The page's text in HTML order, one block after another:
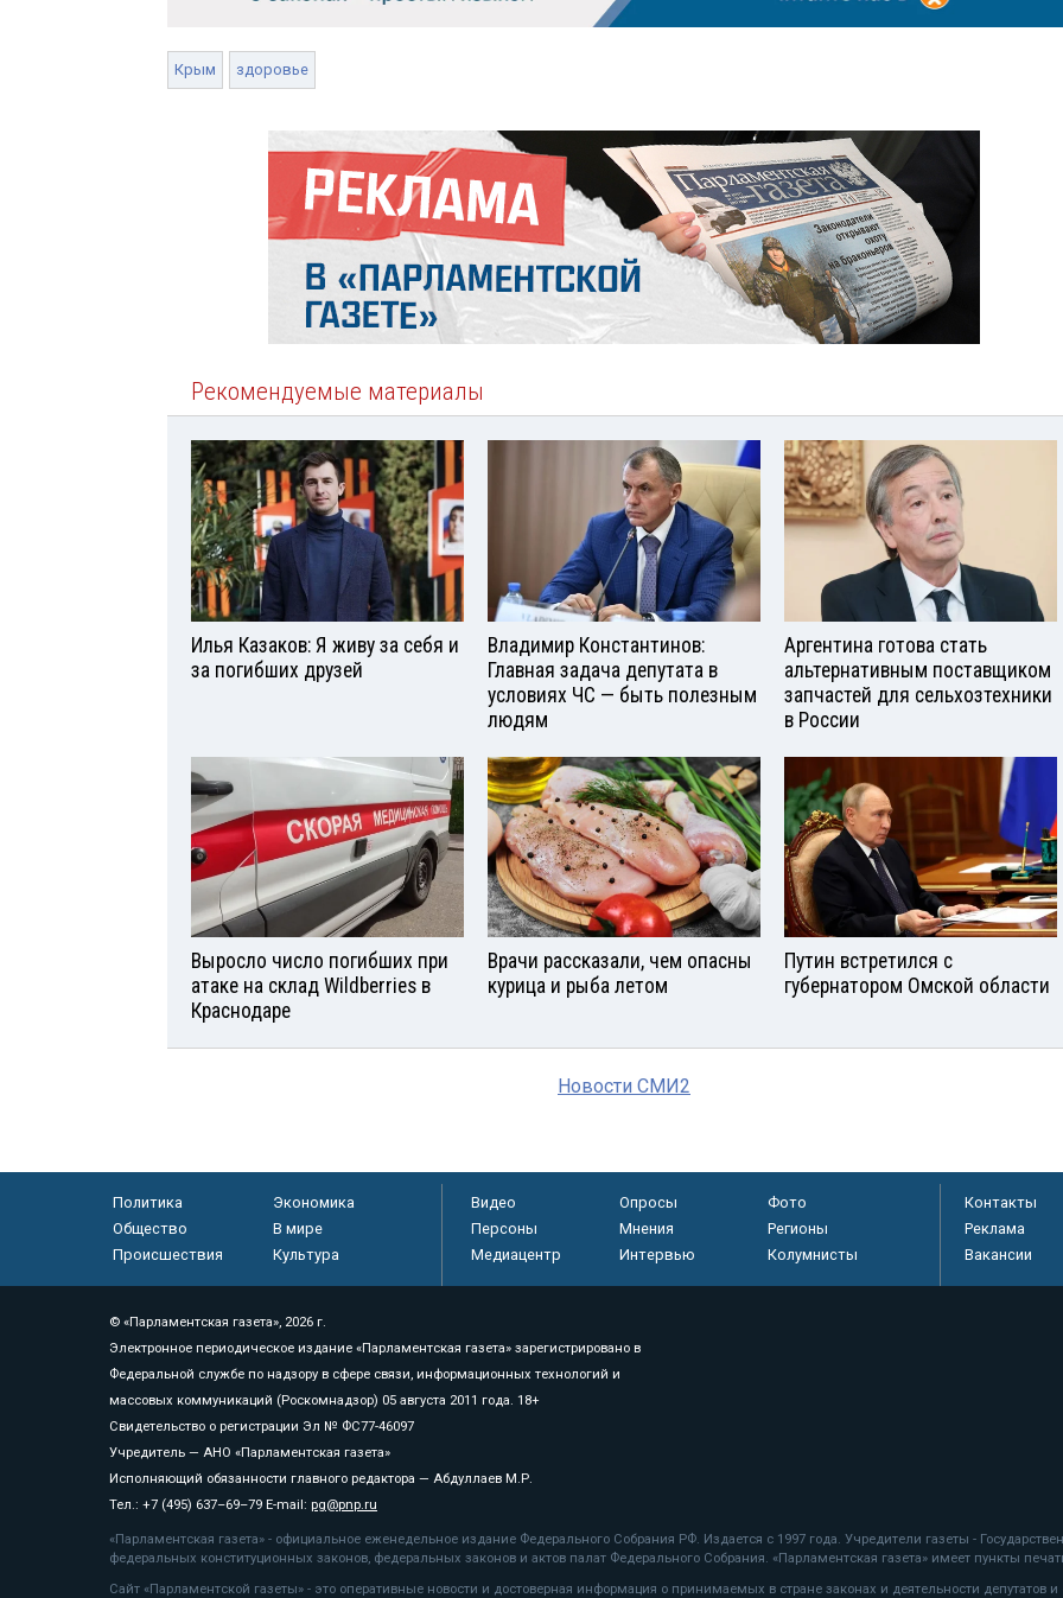
Крым здоровье
Рекомендуемые материалы
Илья Казаков: Я живу за себя и
за погибших друзей
Владимир Константинов:
Главная задача депутата в
условиях ЧС — быть полезным
людям
Аргентина готова стать
альтернативным поставщиком
запчастей для сельхозтехники
в России
Выросло число погибших при
атаке на склад Wildberries в
Краснодаре
Врачи рассказали, чем опасны
курица и рыба летом
Путин встретился с
губернатором Омской области
Новости СМИ2
Политика
Экономика
Общество
В мире
Происшествия
Культура
Видео Опросы
Фото
Персоны
Мнения
Регионы
Медиацентр
Интервью Колумнисты
Контакты
Реклама
Вакансии
© «Парламентская газета», 2026 г.
Электронное периодическое издание «Парламентская газета» зарегистрировано в
Федеральной службе по надзору в сфере связи, информационных технологий и
массовых коммуникаций (Роскомнадзор) 05 августа 2011 года. 18+
Свидетельство о регистрации Эл № ФС77-46097
Учредитель — АНО «Парламентская газета»
Исполняющий обязанности главного редактора — Абдуллаев М.Р.
Тел.: +7 (495) 637–69–79 E-mail: pg@pnp.ru
«Парламентская газета» - официальное еженедельное издание Федерального Собрания РФ. Издается с 1997 года. Учредители газеты -
федеральных конституционных законов, федеральных законов и актов палат Федерального Собрания. «Парламентская газета» имеет пункты
Сайт «Парламентской газеты» - это оперативные новости и достоверная информация о принимаемых в стране законах и деятельности депутатов